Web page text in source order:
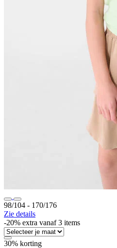
98/104 ‐ 170/176
Zie details
-20% extra vanaf 3 items
30% korting